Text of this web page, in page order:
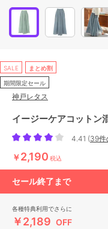
SALE まとめ割
期間限定セール
神戸レタス
イージーケアコット
4.41 (39件
￥2,190 税込
セール終了まで
各種特典利用でさらに
￥2,189 OFF